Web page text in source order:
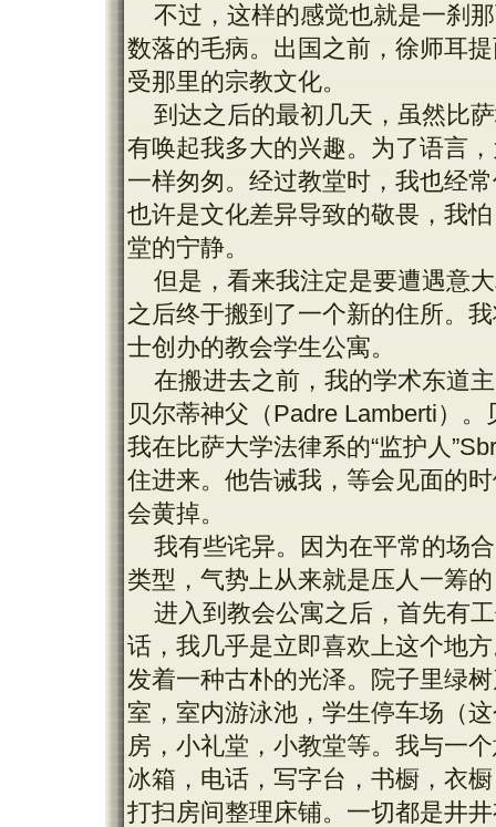
不过，这样的感觉也就是一刹
数落的毛病。出国之前，徐师耳
受那里的宗教文化。
到达之后的最初几天，虽然比
有唤起我多大的兴趣。为了语言
一样匆匆。经过教堂时，我也经
也许是文化差异导致的敬畏，我
堂的宁静。
但是，看来我注定是要遭遇意
之后终于搬到了一个新的住所。
士创办的教会学生公寓。
在搬进去之前，我的学术东道
贝尔蒂神父（Padre Lamberti）
我在比萨大学法律系的“监护人
住进来。他告诫我，等会见面的
会黄掉。
我有些诧异。因为在平常的场
类型，气势上从来就是压人一筹
进入到教会公寓之后，首先有
话，我几乎是立即喜欢上这个地
发着一种古朴的光泽。院子里绿
室，室内游泳池，学生停车场（
房，小礼堂，小教堂等。我与一
冰箱，电话，写字台，书橱，衣
打扫房间整理床铺。一切都是井